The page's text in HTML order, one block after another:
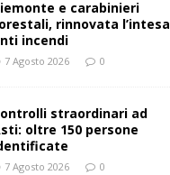
e carabinieri
rinnovata l’intesa
incendi
7 Agosto 2026 0
straordinari ad
oltre 150 persone
7 Agosto 2026 0